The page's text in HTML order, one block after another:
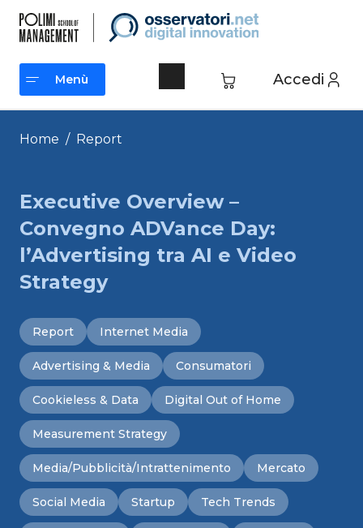
contenuto
Accedi
Menù
Menù
Home / Report
Executive Overview –
Convegno ADVance Day:
l’Advertising tra AI e Video
Strategy
Report Internet Media
Advertising & Media Consumatori
Cookieless & Data Digital Out of Home
Measurement Strategy
Media/Pubblicità/Intrattenimento Mercato
Social Media Startup Tech Trends